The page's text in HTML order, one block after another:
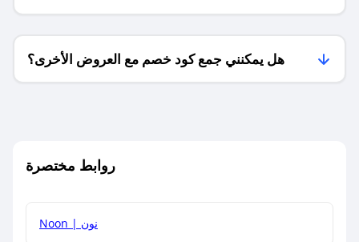
فقط؟
هل يمكنني جمع كود خصم مع العروض الأخرى؟
روابط مختصرة
Noon | نون